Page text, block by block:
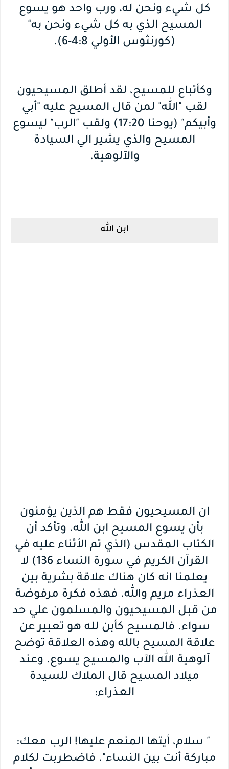
كل شيء ونحن له، ورب واحد هو يسوع
المسيح الذي به كل شيء ونحن به"
(كورنثوس الأولي 4:8-6).
وكأتباع للمسيح، لقد أطلق المسيحيون
لقب "الله" لمن قال المسيح عليه "أبي
وأبيكم" (يوحنا 17:20) ولقب "الرب" ليسوع
المسيح والذي يشير الي السيادة
والآلوهية.
ابن الله
ان المسيحيون فقط هم الذين يؤمنون
بأن يسوع المسيح ابن الله. وتأكد أن
الكتاب المقدس (الذي تم الأثناء عليه في
القرآن الكريم في سورة النساء 136) لا
يعلمنا انه كان هناك علاقة بشرية بين
العذراء مريم والله. فهذه فكرة مرفوضة
من قبل المسيحيون والمسلمون علي حد
سواء. فالمسيح كأبن لله هو تعبير عن
علاقة المسيح بالله وهذه العلاقة توضح
آلوهية الله الآب والمسيح يسوع. وعند
ميلاد المسيح قال الملاك للسيدة
العذراء:
" سلام، أيتها المنعم عليها! الرب معك:
مباركة أنت بين النساء". فاضطربت لكلام